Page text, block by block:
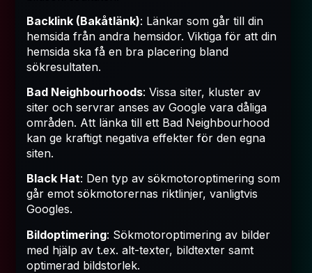
Backlink (Bakåtlänk): Länkar som går till din
hemsida från andra hemsidor. Viktiga för att din
hemsida ska få en bra placering bland
sökresultaten.
Bad Neighbourhoods: Vissa siter, kluster av
siter och servrar anses av Google vara dåliga
områden. Att länka till ett Bad Neighbourhood
kan ge kraftigt negativa effekter för den egna
siten.
Black Hat: Den typ av sökmotoroptimering som
går emot sökmotorernas riktlinjer, vanligtvis
Googles.
Bildoptimering: Sökmotoroptimering av bilder
med hjälp av t.ex. alt-texter, bildtexter samt
optimerad bildstorlek.